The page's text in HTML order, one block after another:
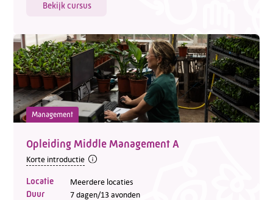
Bekijk cursus
Management
Opleiding Middle Management A
Korte introductie
Locatie Meerdere locaties
Duur 7 dagen/13 avonden